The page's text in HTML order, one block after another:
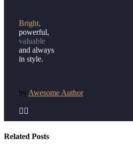
Bright,
powerful,
valuable
and always
in style.
by Awesome Author
 
Related Posts